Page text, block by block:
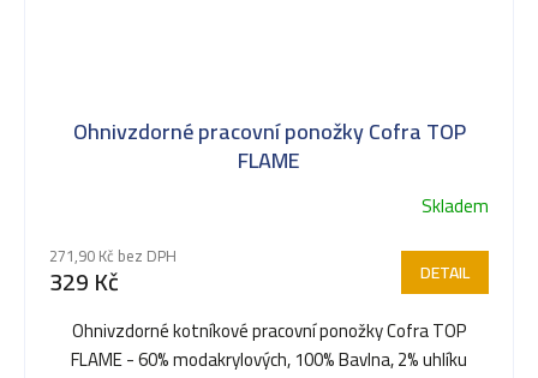
Ohnivzdorné pracovní ponožky Cofra TOP
FLAME
Skladem
271,90 Kč bez DPH
329 Kč DETAIL
Ohnivzdorné kotníkové pracovní ponožky Cofra TOP
FLAME - 60% modakrylových, 100% Bavlna, 2% uhlíku